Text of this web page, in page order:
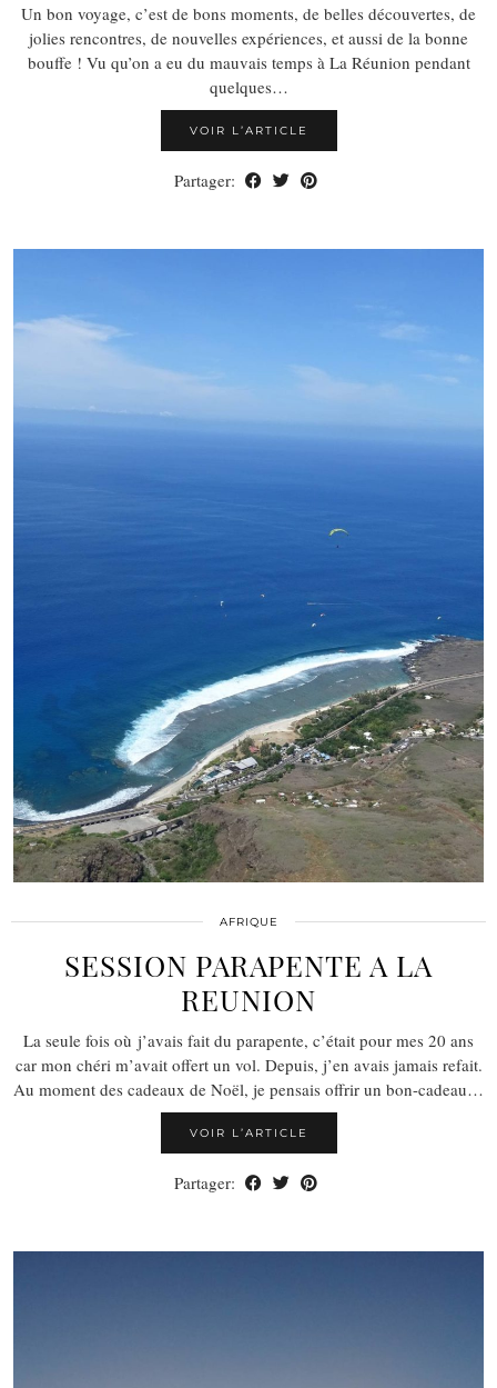
Un bon voyage, c’est de bons moments, de belles découvertes, de
jolies rencontres, de nouvelles expériences, et aussi de la bonne
bouffe ! Vu qu’on a eu du mauvais temps à La Réunion pendant
quelques…
VOIR L’ARTICLE
Partager:
AFRIQUE
SESSION PARAPENTE A LA
REUNION
La seule fois où j’avais fait du parapente, c’était pour mes 20 ans
car mon chéri m’avait offert un vol. Depuis, j’en avais jamais refait.
Au moment des cadeaux de Noël, je pensais offrir un bon-cadeau…
VOIR L’ARTICLE
Partager: